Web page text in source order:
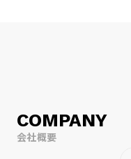
COMPANY
会社概要